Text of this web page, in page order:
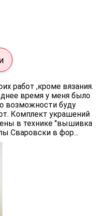
работ ,кроме вязания.
время у меня было
возможности буду
Комплект украшений
в технике "вышивка
Сваровски в фор...